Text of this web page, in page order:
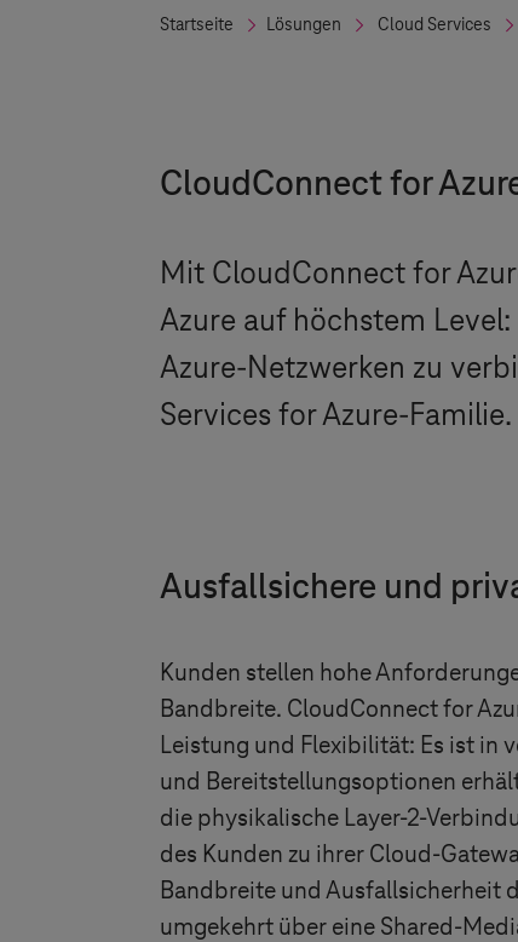
Startseite Lösungen Cloud Services
CloudConnect for
Mit CloudConnect for
Azure auf höchstem
Azure-Netzwerken zu
Services for Azure-Familie.
Ausfallsichere und
Kunden stellen hohe
Bandbreite. CloudConnect for
Leistung und Flexibilität: Es ist in
und Bereitstellungsoptionen
die physikalische Layer-2-
des Kunden zu ihrer Cloud-
Bandbreite und Ausfallsicherheit
umgekehrt über eine Shared-